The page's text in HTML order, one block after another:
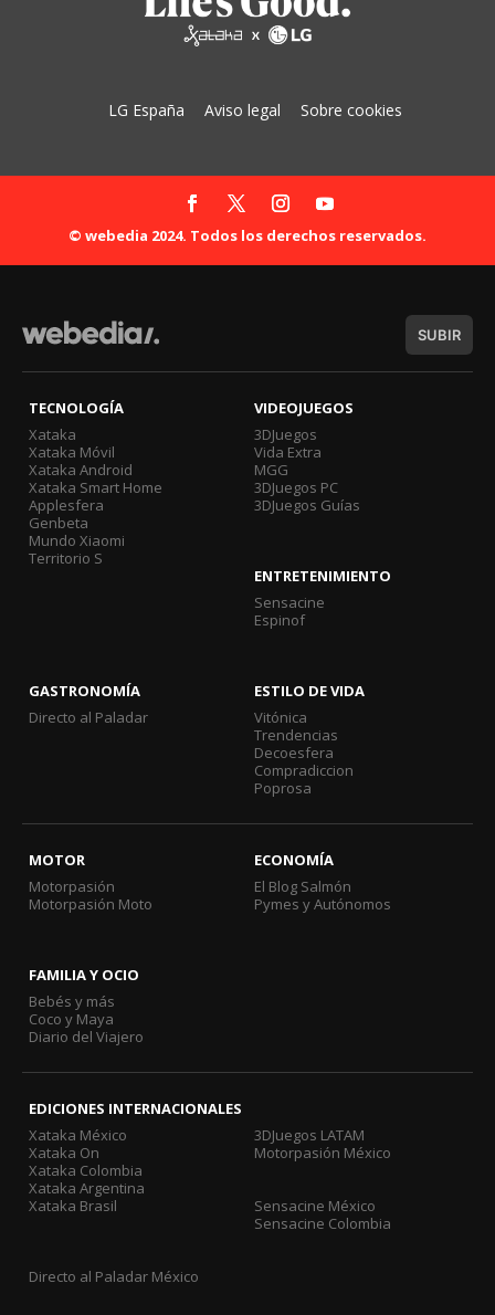
LG España Aviso legal Sobre cookies
© webedia 2024. Todos los derechos reservados.
SUBIR
TECNOLOGÍA
Xataka
Xataka Móvil
Xataka Android
Xataka Smart Home
Applesfera
Genbeta
Mundo Xiaomi
Territorio S
VIDEOJUEGOS
3DJuegos
Vida Extra
MGG
3DJuegos PC
3DJuegos Guías
ENTRETENIMIENTO
Sensacine
Espinof
GASTRONOMÍA
Directo al Paladar
ESTILO DE VIDA
Vitónica
Trendencias
Decoesfera
Compradiccion
Poprosa
MOTOR
Motorpasión
Motorpasión Moto
ECONOMÍA
El Blog Salmón
Pymes y Autónomos
FAMILIA Y OCIO
Bebés y más
Coco y Maya
Diario del Viajero
EDICIONES INTERNACIONALES
Xataka México
Xataka On
Xataka Colombia
Xataka Argentina
Xataka Brasil
3DJuegos LATAM
Motorpasión México
Sensacine México
Sensacine Colombia
Directo al Paladar México